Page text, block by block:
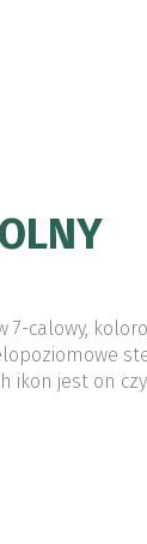
7-calowy,
ikon jest on